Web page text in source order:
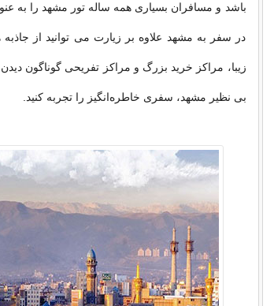
باشد و مسافران بسیاری همه ساله تور مشهد را به
در سفر به مشهد علاوه بر زیارت می توانید از
زیبا، مراکز خرید بزرگ و مراکز تفریحی گوناگون
بی نظیر مشهد، سفری خاطره‌انگیز را تجربه کنید.